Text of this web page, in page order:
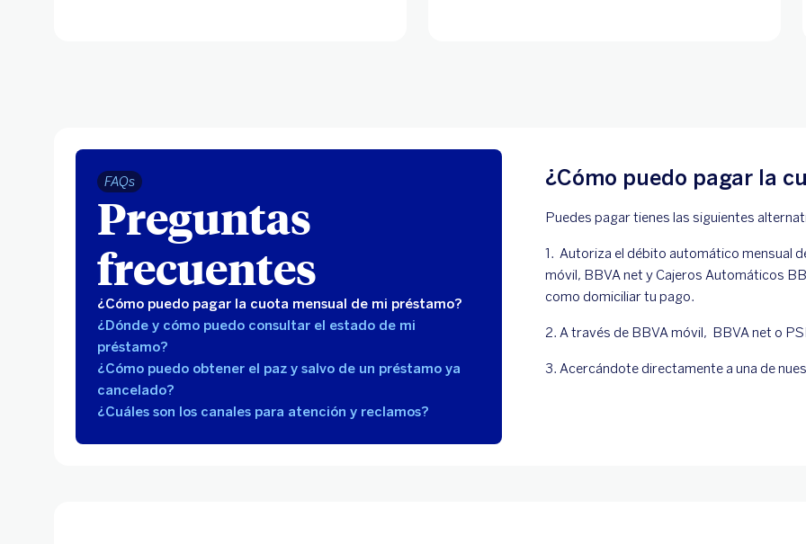
FAQs
Preguntas
frecuentes
¿Cómo puedo pagar la cuota mensual de mi préstamo?
¿Dónde y cómo puedo consultar el estado de mi
préstamo?
¿Cómo puedo obtener el paz y salvo de un préstamo ya
cancelado?
¿Cuáles son los canales para atención y reclamos?
¿Cómo puedo pagar la
Puedes pagar tienes las siguientes
1. Autoriza el débito automático mensual
móvil, BBVA net y Cajeros Automáticos
como domiciliar tu pago.
2. A través de BBVA móvil, BBVA net o
3. Acercándote directamente a una de